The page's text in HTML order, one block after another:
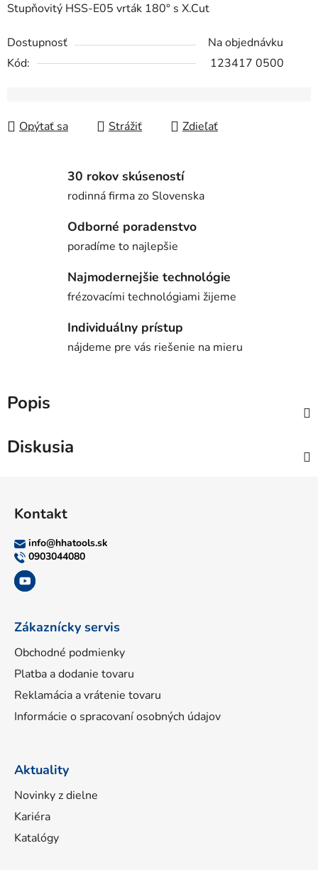
Stupňovitý HSS-E05 vrták 180° s X.Cut
Dostupnosť
Na objednávku
Kód:
123417 0500
Opýtať sa Strážiť Zdieľať
30 rokov skúseností
rodinná firma zo Slovenska
Odborné poradenstvo
poradíme to najlepšie
Najmodernejšie technológie
frézovacími technológiami žijeme
Individuálny prístup
nájdeme pre vás riešenie na mieru
Popis
Diskusia
Kontakt
info@hhatools.sk
0903044080
Zákaznícky servis
Obchodné podmienky
Platba a dodanie tovaru
Reklamácia a vrátenie tovaru
Informácie o spracovaní osobných údajov
Aktuality
Novinky z dielne
Kariéra
Katalógy